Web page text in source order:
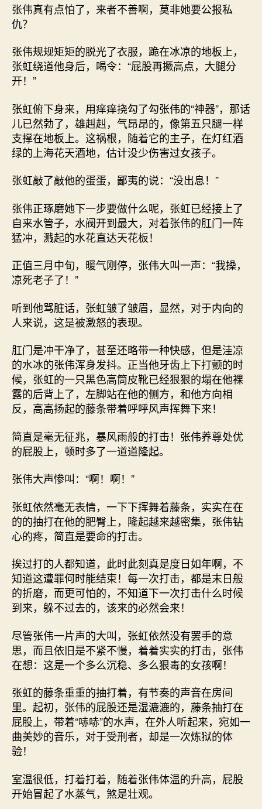
张伟真有点怕了，来者不善啊，莫非她要公报私
仇？
张伟规规矩矩的脱光了衣服，跪在冰凉的地板上，
张虹绕道他身后，喝令：“屁股再撅高点，大腿分
开！”
张虹俯下身来，用痒痒挠勾了勾张伟的“神器”，那话
儿已然勃了，雄赳赳，气昂昂的，像第五只腿一样
支撑在地板上。这祸根，随着它的主子，在灯红酒
绿的上海花天酒地，估计没少伤害过女孩子。
张虹敲了敲他的蛋蛋，鄙夷的说：“没出息！”
张伟正琢磨她下一步要做什么呢，张虹已经接上了
自来水管子，水阀开到最大，对着张伟的肛门一阵
猛冲，溅起的水花直达天花板！
正值三月中旬，暖气刚停，张伟大叫一声：“我操，
凉死老子了！”
听到他骂脏话，张虹皱了皱眉，显然，对于内向的
人来说，这是被激怒的表现。
肛门是冲干净了，甚至还略带一种快感，但是洼凉
的水冰的张伟浑身发抖。正当他牙齿上下打颤的时
候，张虹的一只黑色高筒皮靴已经狠狠的塌在他裸
露的后背上了，左脚站在他的侧方，和他方向相
反，高高扬起的藤条带着呼呼风声挥舞下来！
简直是毫无征兆，暴风雨般的打击！张伟养尊处优
的屁股上，顿时多了一道道隆起。
张伟大声惨叫：“啊！啊！”
张虹依然毫无表情，一下下挥舞着藤条，实实在在
的的抽打在他的肥臀上，隆起越来越密集，张伟钻
心的疼，简直是要命的打击。
挨过打的人都知道，此时此刻真是度日如年啊，不
知道这遭罪何时能结束！每一次打击，都是末日般
的折磨，而更可怕的，不知道下一次打击什么时候
到来，躲不过去的，该来的必然会来！
尽管张伟一片声的大叫，张虹依然没有罢手的意
思，而且依旧是不紧不慢，着着实实的打击，张伟
在想：这是一个多么沉稳、多么狠毒的女孩啊！
张虹的藤条重重的抽打着，有节奏的声音在房间
里。起初，张伟的屁股还是湿漉漉的，藤条抽打在
屁股上，带着“哧哧”的水声，在外人听起来，宛如一
曲美妙的音乐，对于受刑者，却是一次炼狱的体
验！
室温很低，打着打着，随着张伟体温的升高，屁股
开始冒起了水蒸气，煞是壮观。